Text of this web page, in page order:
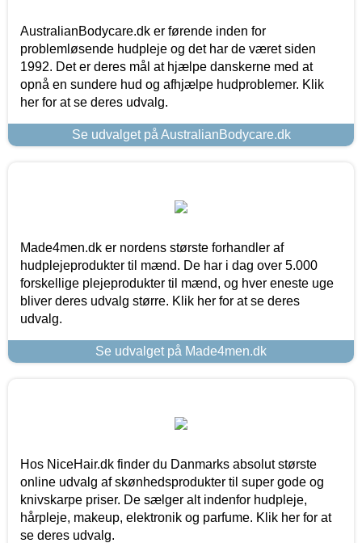
AustralianBodycare.dk er førende inden for
problemløsende hudpleje og det har de været siden
1992. Det er deres mål at hjælpe danskerne med at
opnå en sundere hud og afhjælpe hudproblemer. Klik
her for at se deres udvalg.
Se udvalget på AustralianBodycare.dk
Made4men.dk er nordens største forhandler af
hudplejeprodukter til mænd. De har i dag over 5.000
forskellige plejeprodukter til mænd, og hver eneste uge
bliver deres udvalg større. Klik her for at se deres
udvalg.
Se udvalget på Made4men.dk
Hos NiceHair.dk finder du Danmarks absolut største
online udvalg af skønhedsprodukter til super gode og
knivskarpe priser. De sælger alt indenfor hudpleje,
hårpleje, makeup, elektronik og parfume. Klik her for at
se deres udvalg.